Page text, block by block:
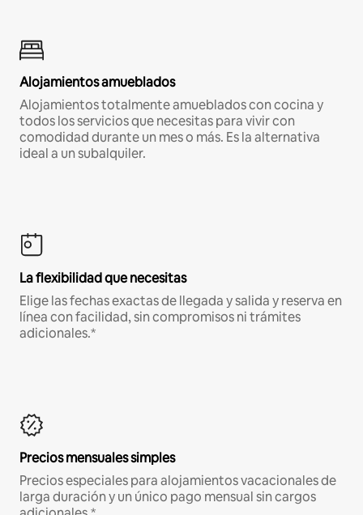
Alojamientos amueblados
Alojamientos totalmente amueblados con cocina y
todos los servicios que necesitas para vivir con
comodidad durante un mes o más. Es la alternativa
ideal a un subalquiler.
La flexibilidad que necesitas
Elige las fechas exactas de llegada y salida y reserva en
línea con facilidad, sin compromisos ni trámites
adicionales.*
Precios mensuales simples
Precios especiales para alojamientos vacacionales de
larga duración y un único pago mensual sin cargos